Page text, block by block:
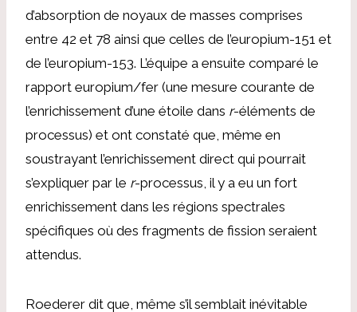
d’absorption de noyaux de masses comprises
entre 42 et 78 ainsi que celles de l’europium-151 et
de l’europium-153. L’équipe a ensuite comparé le
rapport europium/fer (une mesure courante de
l’enrichissement d’une étoile dans r-éléments de
processus) et ont constaté que, même en
soustrayant l’enrichissement direct qui pourrait
s’expliquer par le r-processus, il y a eu un fort
enrichissement dans les régions spectrales
spécifiques où des fragments de fission seraient
attendus.
Roederer dit que, même s’il semblait inévitable